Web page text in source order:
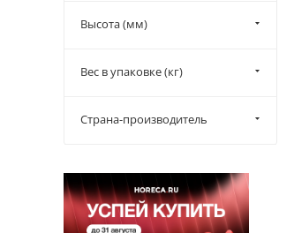
Высота (мм)
Вес в упаковке (кг)
Страна-производитель